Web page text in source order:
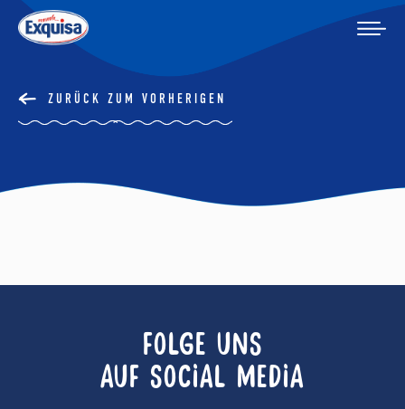
ZURÜCK ZUM VORHERIGEN
FOLGE UNS
AUF SOCIAL MEDIA